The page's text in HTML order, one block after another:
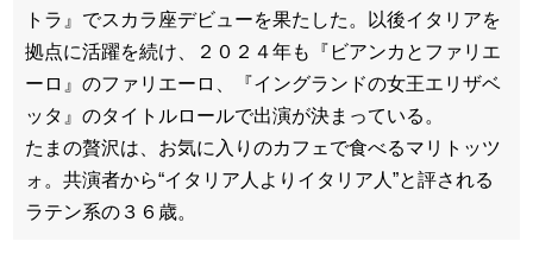
トラ』でスカラ座デビューを果たした。以後イタリアを
拠点に活躍を続け、２０２４年も『ビアンカとファリエ
ーロ』のファリエーロ、『イングランドの女王エリザベ
ッタ』のタイトルロールで出演が決まっている。
たまの贅沢は、お気に入りのカフェで食べるマリトッツ
ォ。共演者から“イタリア人よりイタリア人”と評される
ラテン系の３６歳。